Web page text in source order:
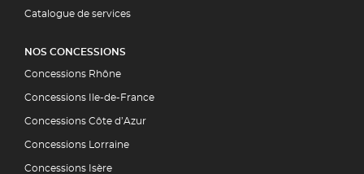
Catalogue de services
NOS CONCESSIONS
Concessions Rhône
Concessions Ile-de-France
Concessions Côte d’Azur
Concessions Lorraine
Concessions Isère